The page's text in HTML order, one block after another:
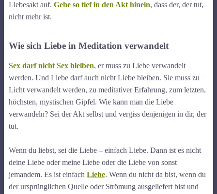
Liebesakt auf. Gehe so tief in den Akt hinein, dass der, der tut,
nicht mehr ist.
Wie sich Liebe in Meditation verwandelt
Sex darf nicht Sex bleiben, er muss zu Liebe verwandelt
werden. Und Liebe darf auch nicht Liebe bleiben. Sie muss zu
Licht verwandelt werden, zu meditativer Erfahrung, zum letzten,
höchsten, mystischen Gipfel. Wie kann man die Liebe
verwandeln? Sei der Akt selbst und vergiss denjenigen in dir, der
tut.
Wenn du liebst, sei die Liebe – einfach Liebe. Dann ist es nicht
deine Liebe oder meine Liebe oder die Liebe von sonst
jemandem. Es ist einfach Liebe. Wenn du nicht da bist, wenn du
der ursprünglichen Quelle oder Strömung ausgeliefert bist und